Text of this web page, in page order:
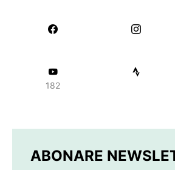
182
ABONARE